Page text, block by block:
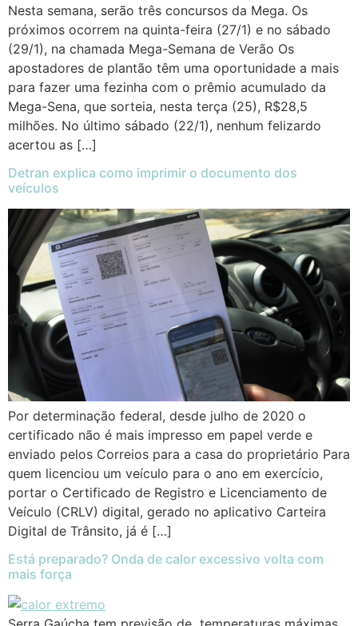
Nesta semana, serão três concursos da Mega. Os
próximos ocorrem na quinta-feira (27/1) e no sábado
(29/1), na chamada Mega-Semana de Verão Os
apostadores de plantão têm uma oportunidade a mais
para fazer uma fezinha com o prêmio acumulado da
Mega-Sena, que sorteia, nesta terça (25), R$28,5
milhões. No último sábado (22/1), nenhum felizardo
acertou as […]
Detran explica como imprimir o documento dos
veículos
Por determinação federal, desde julho de 2020 o
certificado não é mais impresso em papel verde e
enviado pelos Correios para a casa do proprietário Para
quem licenciou um veículo para o ano em exercício,
portar o Certificado de Registro e Licenciamento de
Veículo (CRLV) digital, gerado no aplicativo Carteira
Digital de Trânsito, já é […]
Está preparado? Onda de calor excessivo volta com
mais força